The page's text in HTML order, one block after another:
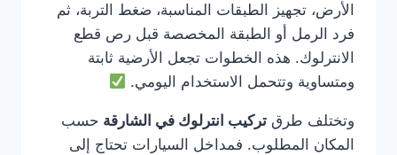
الأرض، تجهيز الطبقات المناسبة، ضغط التربة، ثم
فرد الرمل أو الطبقة المخصصة قبل رص قطع
الانترلوك. هذه الخطوات تجعل الأرضية ثابتة
ومتساوية وتتحمل الاستخدام اليومي.
وتختلف طرق تركيب انترلوك في الشارقة حسب
المكان المطلوب. فمداخل السيارات تحتاج إلى